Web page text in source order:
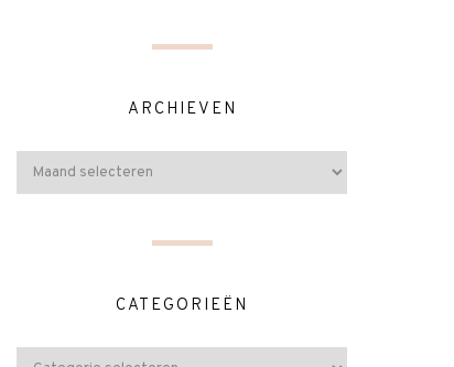
ARCHIEVEN
CATEGORIEËN